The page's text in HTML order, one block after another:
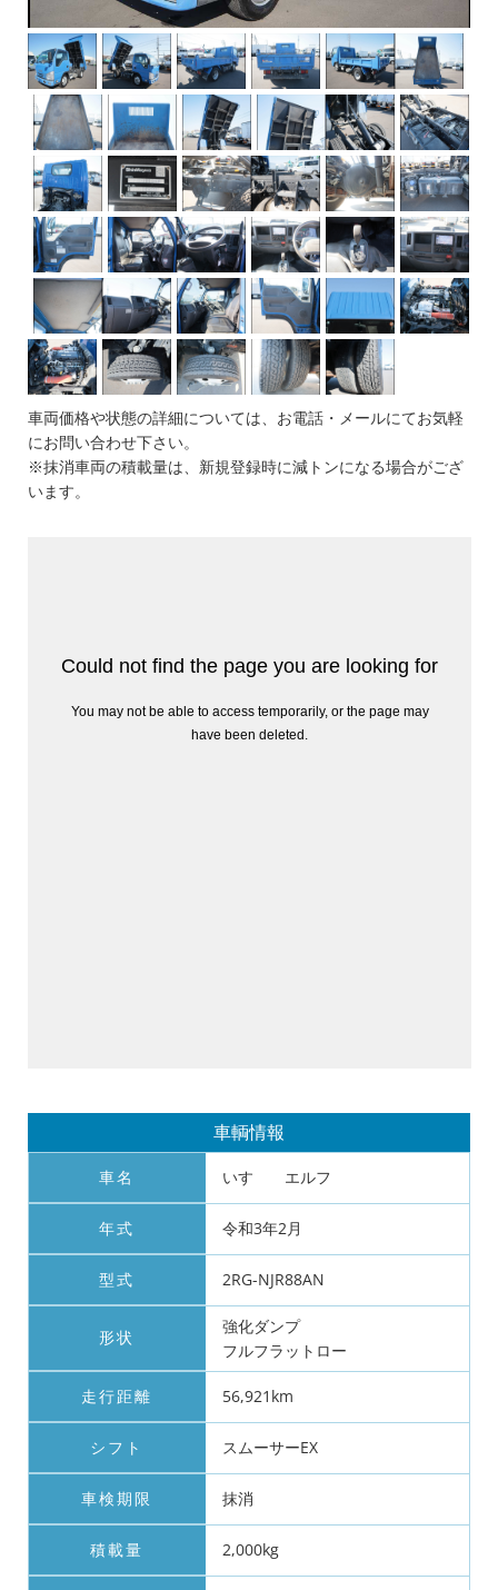
車両価格や状態の詳細については、お電話・メールにてお気軽
にお問い合わせ下さい。
※抹消車両の積載量は、新規登録時に減トンになる場合がござ
います。
車輌情報
車名 いすゞ エルフ
年式 令和3年2月
型式 2RG-NJR88AN
形状
強化ダンプ
フルフラットロー
走行距離 56,921km
シフト スムーサーEX
車検期限 抹消
積載量 2,000kg